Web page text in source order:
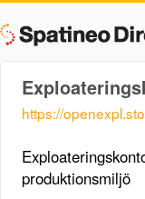
https://
produktionsmiljö